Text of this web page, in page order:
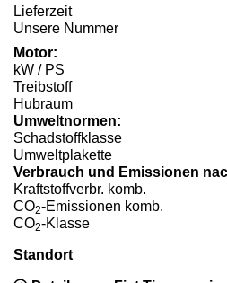
Lieferzeit
Unsere Nummer
Motor:
kW / PS
Treibstoff
Hubraum
Umweltnormen:
Schadstoffklasse
Umweltplakette
Verbrauch und Emissionen
Kraftstoffverbr. komb.
CO2-Emissionen komb.
CO2-Klasse
Standort